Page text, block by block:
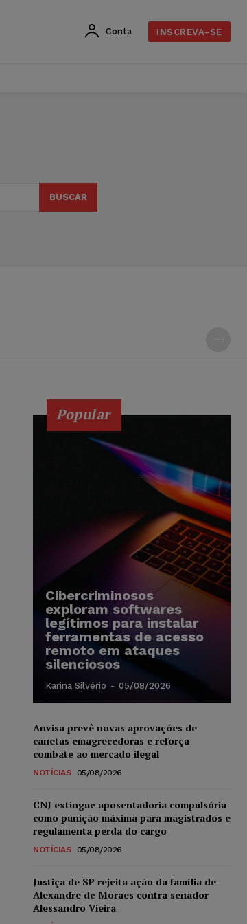
Conta INSCREVA-SE
BUSCAR
Popular
Cibercriminosos
exploram softwares
legítimos para instalar
ferramentas de acesso
remoto em ataques
silenciosos
Karina Silvério - 05/08/2026
Anvisa prevê novas aprovações de
canetas emagrecedoras e reforça
combate ao mercado ilegal
NOTÍCIAS 05/08/2026
CNJ extingue aposentadoria compulsória
como punição máxima para magistrados e
regulamenta perda do cargo
NOTÍCIAS 05/08/2026
Justiça de SP rejeita ação da família de
Alexandre de Moraes contra senador
Alessandro Vieira